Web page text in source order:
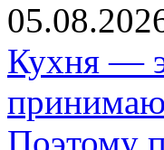
Кухня —